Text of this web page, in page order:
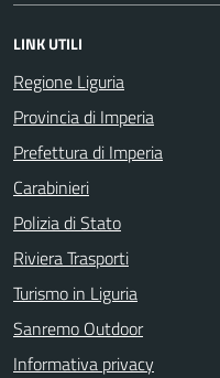
LINK UTILI
Regione Liguria
Provincia di Imperia
Prefettura di Imperia
Carabinieri
Polizia di Stato
Riviera Trasporti
Turismo in Liguria
Sanremo Outdoor
Informativa privacy